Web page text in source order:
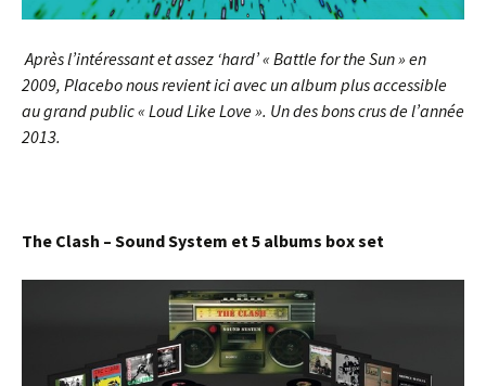
Après l’intéressant et assez ‘hard’ « Battle for the Sun » en
2009, Placebo nous revient ici avec un album plus accessible
au grand public « Loud Like Love ». Un des bons crus de l’année
2013.
The Clash – Sound System et 5 albums box set